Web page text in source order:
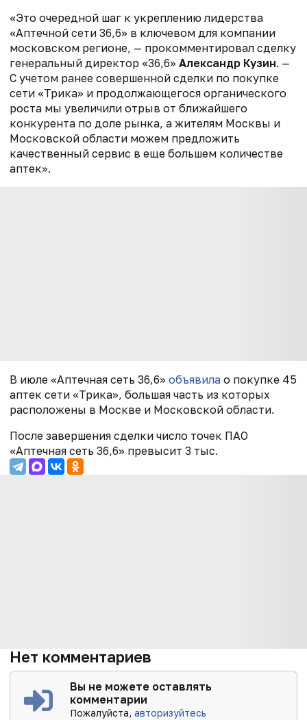
«Это очередной шаг к укреплению лидерства
«Аптечной сети 36,6» в ключевом для компании
московском регионе, — прокомментировал сделку
генеральный директор «36,6» Александр Кузин. —
С учетом ранее совершенной сделки по покупке
сети «Трика» и продолжающегося органического
роста мы увеличили отрыв от ближайшего
конкурента по доле рынка, а жителям Москвы и
Московской области можем предложить
качественный сервис в еще большем количестве
аптек».
В июле «Аптечная сеть 36,6» объявила о покупке 45
аптек сети «Трика», большая часть из которых
расположены в Москве и Московской области.
После завершения сделки число точек ПАО
«Аптечная сеть 36,6» превысит 3 тыс.
Нет комментариев
Вы не можете оставлять
комментарии
Пожалуйста,авторизуйтесь